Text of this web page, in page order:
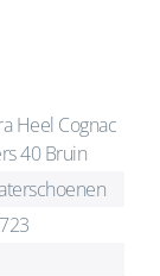
Heel Cognac
40 Bruin